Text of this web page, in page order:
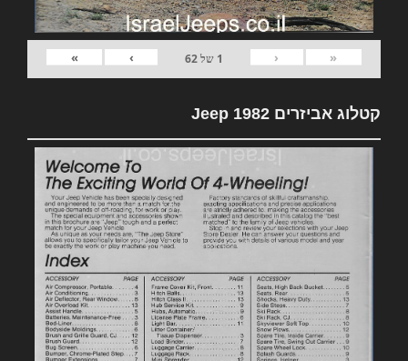
«
‹
1 של62
›
»
קטלוג אביזרים 1982 Jeep